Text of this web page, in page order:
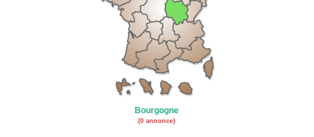
Bourgogne
(0 annonce)